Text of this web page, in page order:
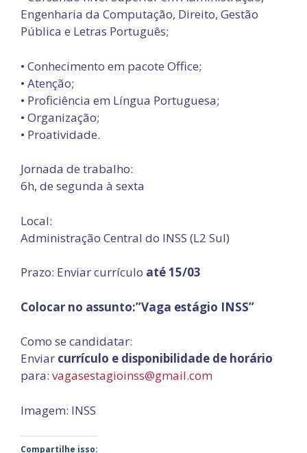
Engenharia da Computação, Direito, Gestão
Pública e Letras Português;
• Conhecimento em pacote Office;
• Atenção;
• Proficiência em Língua Portuguesa;
• Organização;
• Proatividade.
Jornada de trabalho:
6h, de segunda à sexta
Local:
Administração Central do INSS (L2 Sul)
Prazo: Enviar currículo até 15/03
Colocar no assunto:”Vaga estágio INSS”
Como se candidatar:
Enviar currículo e disponibilidade de horário
para: vagasestagioinss@gmail.com
Imagem: INSS
Compartilhe isso: